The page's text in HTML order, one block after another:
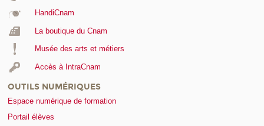
HandiCnam
La boutique du Cnam
Musée des arts et métiers
Accès à IntraCnam
OUTILS NUMÉRIQUES
Espace numérique de formation
Portail élèves